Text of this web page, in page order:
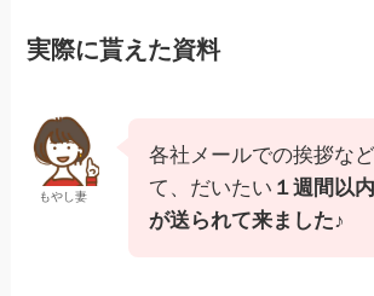
実際に貰えた資料
もやし妻
各社メールでの挨拶な
て、だいたい １週間以
が送られて来ました♪